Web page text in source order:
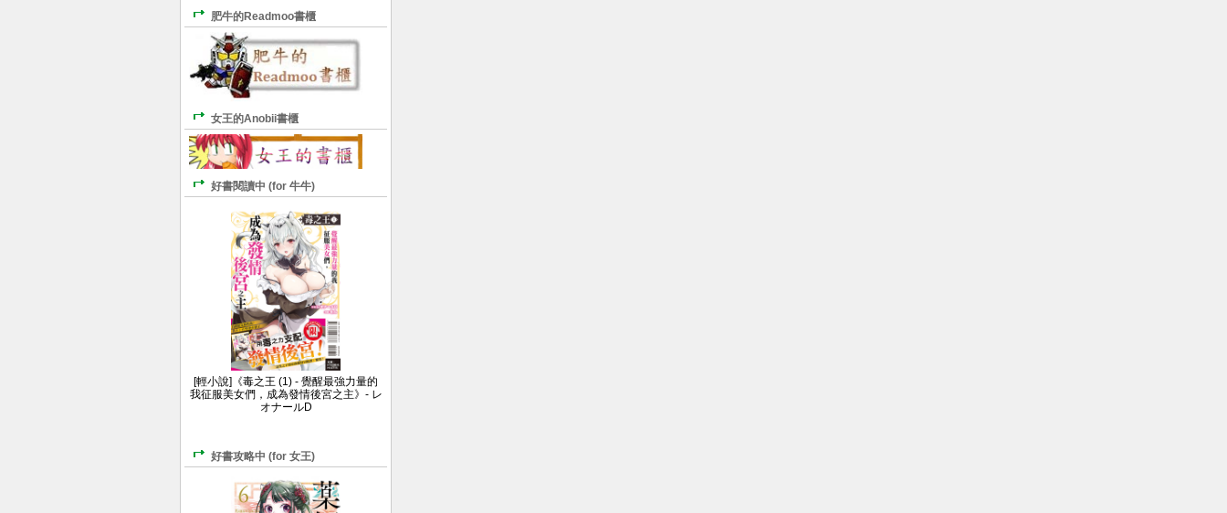
肥牛的Readmoo書櫃
女王的Anobii書櫃
好書閱讀中 (for 牛牛)
[輕小說]《毒之王 (1) - 覺醒最強力量的
我征服美女們，成為發情後宮之主》- レ
オナールD
好書攻略中 (for 女王)